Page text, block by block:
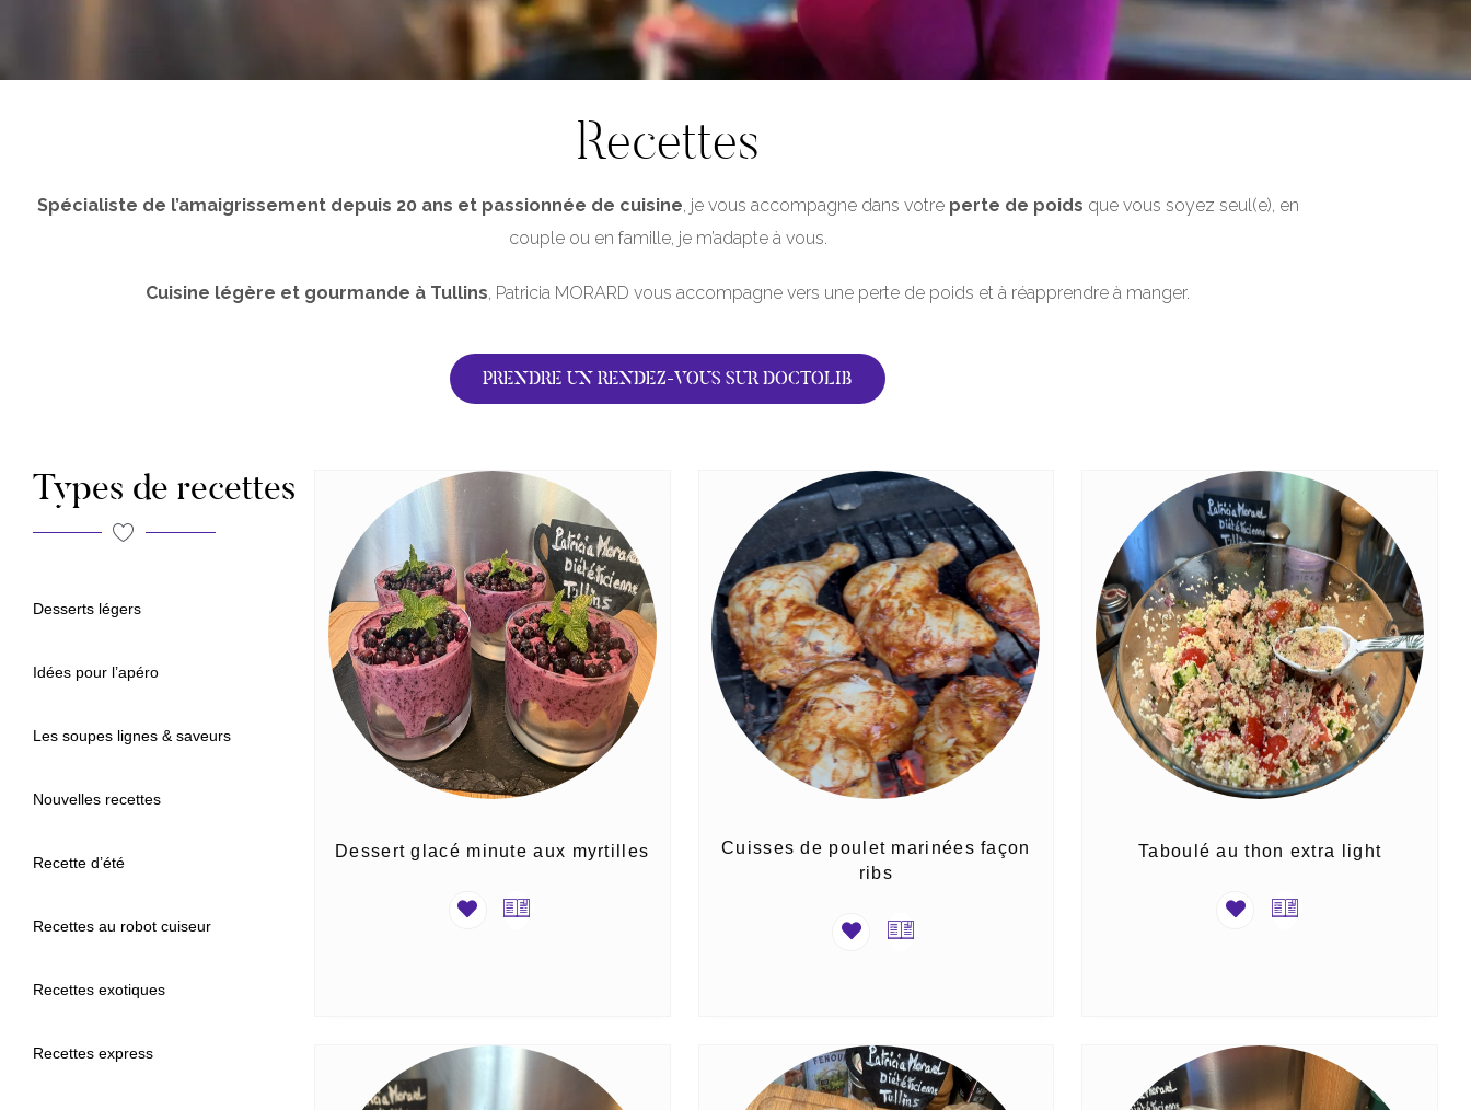
Recettes
Spécialiste de l’amaigrissement depuis 20 ans et passionnée de cuisine, je vous accompagne dans votre perte de poids que vous soyez seul(e), en
couple ou en famille, je m’adapte à vous.
Cuisine légère et gourmande à Tullins, Patricia MORARD vous accompagne vers une perte de poids et à réapprendre à manger.
PRENDRE UN RENDEZ-VOUS SUR DOCTOLIB
Types de recettes
Desserts légers
Idées pour l’apéro
Les soupes lignes & saveurs
Nouvelles recettes
Recette d’été
Recettes au robot cuiseur
Recettes exotiques
Recettes express
Dessert glacé minute aux myrtilles
Cuisses de poulet marinées façon
ribs
Taboulé au thon extra light